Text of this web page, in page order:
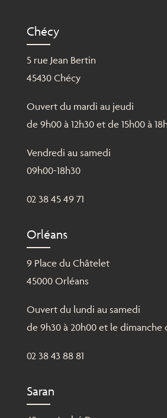
Chécy
5 rue Jean Bertin
45430 Chécy
Ouvert du mardi au jeudi
de 9h00 à 12h30 et de 15h00 à
Vendredi au samedi
09h00-18h30
02 38 45 49 71
Orléans
9 Place du Châtelet
45000 Orléans
Ouvert du lundi au samedi
de 9h30 à 20h00 et le dimanche
02 38 43 88 81
Saran